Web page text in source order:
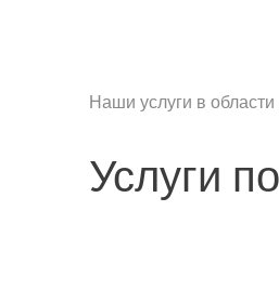
Наши услуги в
Услуги